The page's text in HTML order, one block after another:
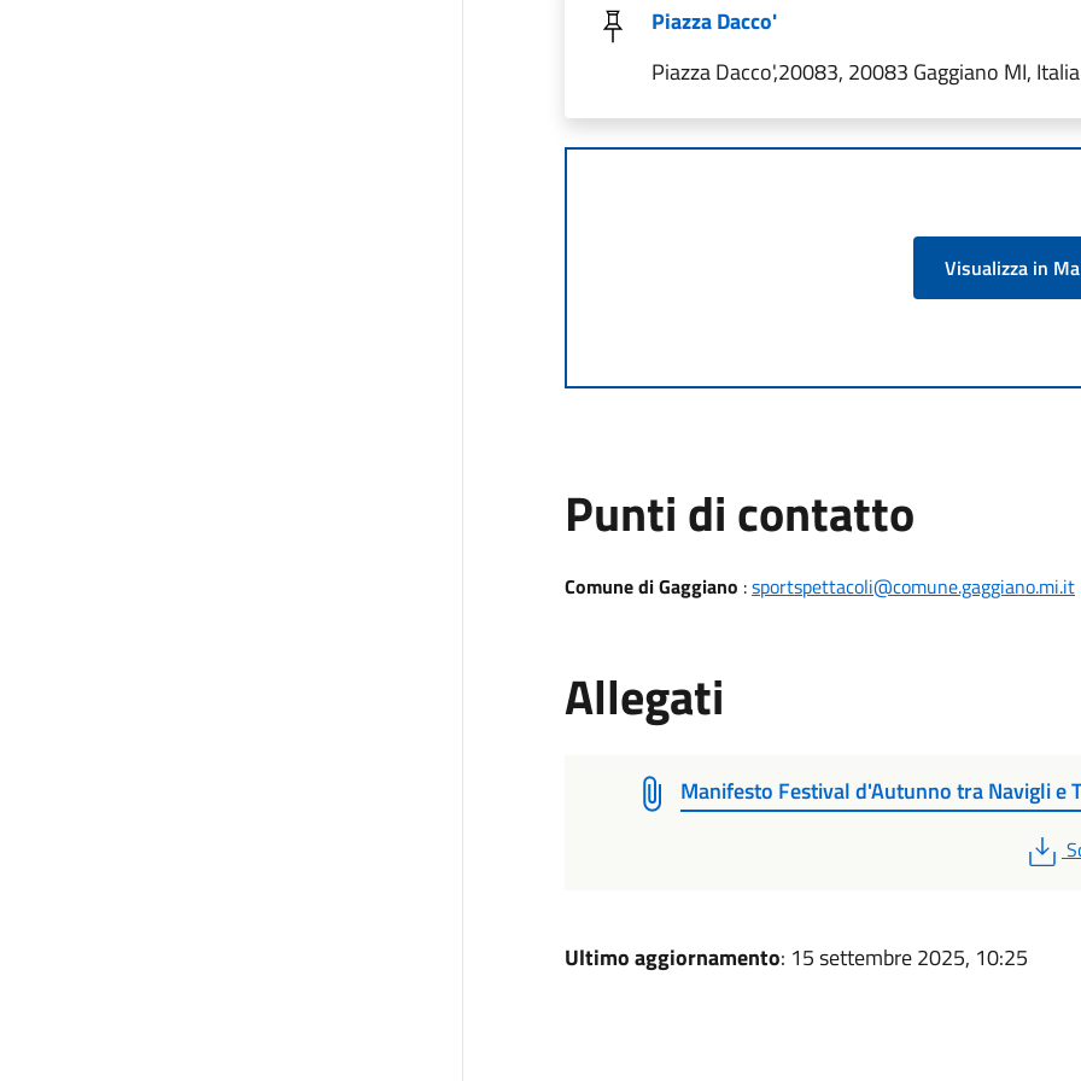
Piazza Dacco'
Piazza Dacco',20083, 20083 Gaggiano MI, Italia
Visualizza in
Punti di contatto
Comune di Gaggiano :sportspettacoli@comune.gaggiano.mi.it
Allegati
Manifesto Festival d'Autunno tra Navigli e
Ultimo aggiornamento: 15 settembre 2025, 10:25